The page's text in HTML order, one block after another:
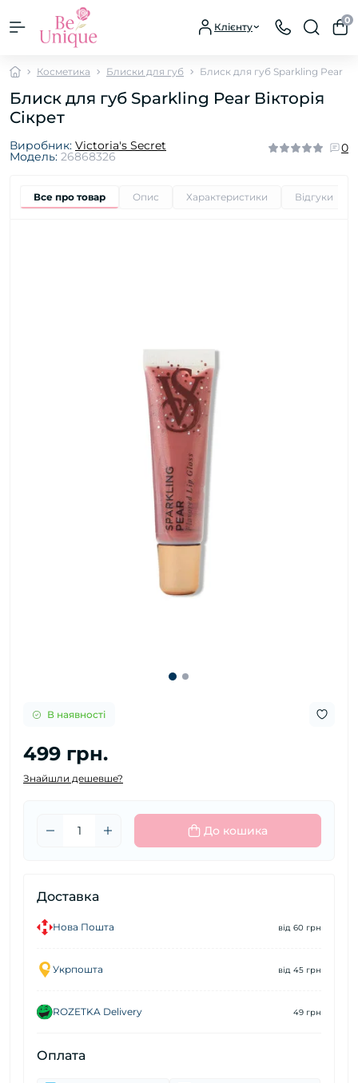
Клієнту
0
Косметика Блиски для губ Блиск для губ Sparkling Pear
Блиск для губ Sparkling Pear Вікторія
Сікрет
Виробник: Victoria's Secret
Модель: 26868326
0
Все про товар Опис Характеристики Відгуки
В наявності
499 грн.
Знайшли дешевше?
До кошика
Доставка
Нова Пошта від 60 грн
Укрпошта від 45 грн
ROZETKA Delivery 49 грн
Оплата